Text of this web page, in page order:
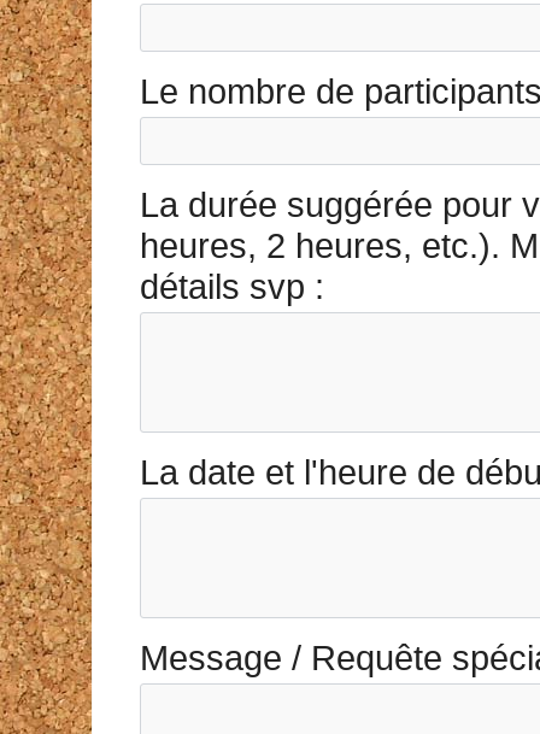
Le nombre de
La durée suggérée pour
heures, 2 heures, etc.).
détails svp :
La date et l'heure de
Message / Requête